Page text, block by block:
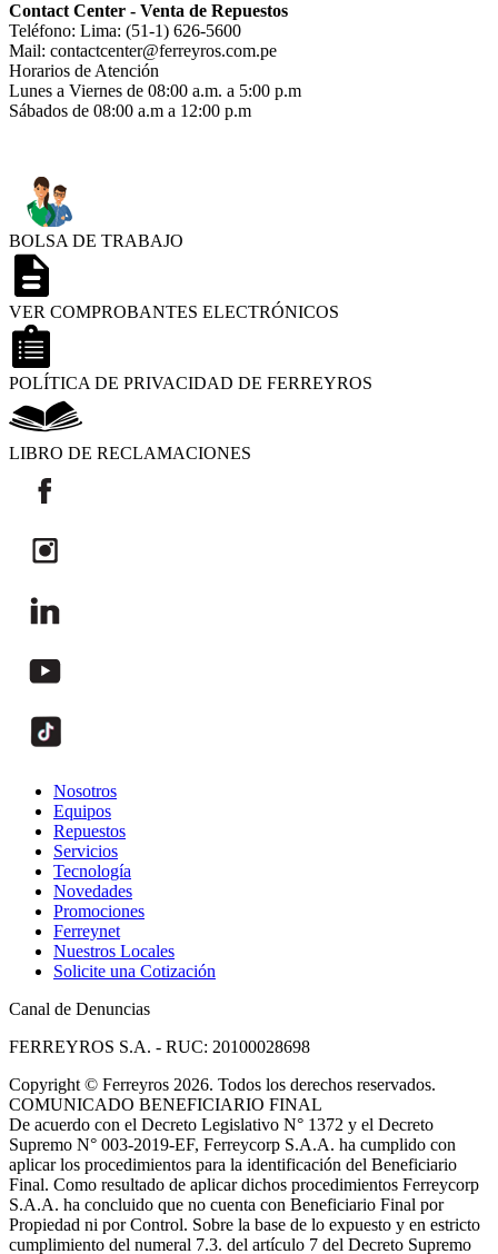
Contact Center - Venta de Repuestos
Teléfono: Lima: (51-1) 626-5600
Mail: contactcenter@ferreyros.com.pe
Horarios de Atención
Lunes a Viernes de 08:00 a.m. a 5:00 p.m
Sábados de 08:00 a.m a 12:00 p.m
BOLSA DE TRABAJO
VER COMPROBANTES ELECTRÓNICOS
POLÍTICA DE PRIVACIDAD DE FERREYROS
LIBRO DE RECLAMACIONES
Nosotros
Equipos
Repuestos
Servicios
Tecnología
Novedades
Promociones
Ferreynet
Nuestros Locales
Solicite una Cotización
Canal de Denuncias
FERREYROS S.A. - RUC: 20100028698
Copyright © Ferreyros 2026. Todos los derechos reservados.
COMUNICADO BENEFICIARIO FINAL
De acuerdo con el Decreto Legislativo N° 1372 y el Decreto
Supremo N° 003-2019-EF, Ferreycorp S.A.A. ha cumplido con
aplicar los procedimientos para la identificación del Beneficiario
Final. Como resultado de aplicar dichos procedimientos Ferreycorp
S.A.A. ha concluido que no cuenta con Beneficiario Final por
Propiedad ni por Control. Sobre la base de lo expuesto y en estricto
cumplimiento del numeral 7.3. del artículo 7 del Decreto Supremo